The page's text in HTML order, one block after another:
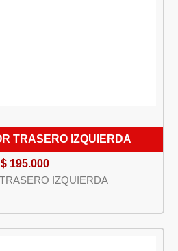
TRASERO IZQUIERDA
$195.000
IZQUIERDA